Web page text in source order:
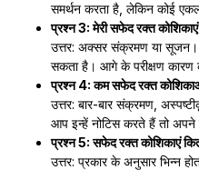
समर्थन करता है, लेकिन कोई एकल
प्रश्न 3: मेरी सफेद रक्त
उत्तर: अक्सर संक्रमण या सूजन।
सकता है। आगे के परीक्षण कारण
प्रश्न 4: कम सफेद रक्त
उत्तर: बार-बार संक्रमण,
आप इन्हें नोटिस करते हैं तो अपने
प्रश्न 5: सफेद रक्त कोशिकाएं
उत्तर: प्रकार के अनुसार भिन्न